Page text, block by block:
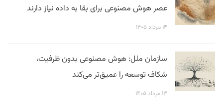
عصر هوش مصنوعی برای بقا به داده نیاز دارند
۱۴ مرداد ۱۴۰۵
سازمان ملل: هوش مصنوعی بدون ظرفیت،
شکاف توسعه را عمیق‌تر می‌کند
۱۳ مرداد ۱۴۰۵